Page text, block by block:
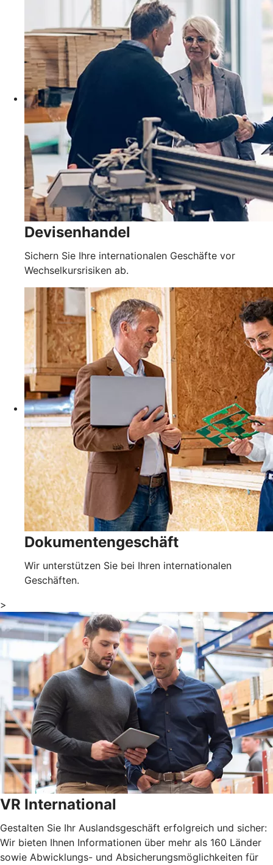
Devisenhandel
Sichern Sie Ihre internationalen Geschäfte vor
Wechselkursrisiken ab.
Dokumentengeschäft
Wir unterstützen Sie bei Ihren internationalen
Geschäften.
>
VR International
Gestalten Sie Ihr Auslandsgeschäft erfolgreich und sicher:
Wir bieten Ihnen Informationen über mehr als 160 Länder
sowie Abwicklungs- und Absicherungsmöglichkeiten für